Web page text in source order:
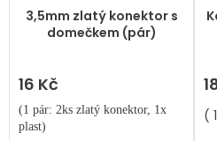
3,5mm zlatý konektor s
domečkem (pár)
16 Kč
(1 pár: 2ks zlatý konektor, 1x
plast)
(